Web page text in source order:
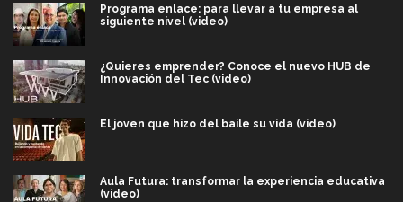
Programa enlace: para llevar a tu empresa al
siguiente nivel (video)
¿Quieres emprender? Conoce el nuevo HUB de
Innovación del Tec (video)
El joven que hizo del baile su vida (video)
Aula Futura: transformar la experiencia educativa
(video)